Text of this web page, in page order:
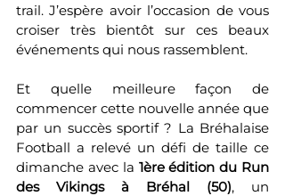
trail. J’espère avoir l’occasion de vous
croiser très bientôt sur ces beaux
événements qui nous rassemblent.
Et quelle meilleure façon de
commencer cette nouvelle année que
par un succès sportif ? La Bréhalaise
Football a relevé un défi de taille ce
dimanche avec la 1ère édition du Run
des Vikings à Bréhal (50), un